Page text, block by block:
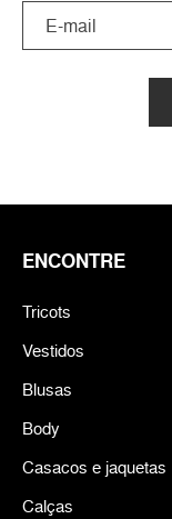
ENCONTRE
Tricots
Vestidos
Blusas
Body
Casacos e jaquetas
Calças